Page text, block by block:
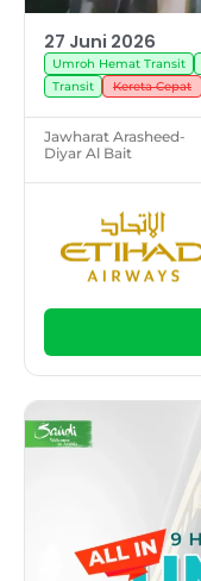
27 Juni 2026
Umroh Hemat Transit
Transit
Kereta Cepat
Jawharat Arasheed-
Diyar Al Bait